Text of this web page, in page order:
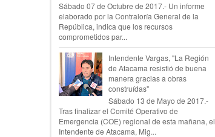
Sábado 07 de Octubre de 2017.- Un informe
elaborado por la Contraloría General de la
República, indica que los recursos
comprometidos par...
Intendente Vargas, "La Región
de Atacama resistió de buena
manera gracias a obras
construídas"
Sábado 13 de Mayo de 2017.-
Tras finalizar el Comité Operativo de
Emergencia (COE) regional de esta mañana, el
Intendente de Atacama, Mig...